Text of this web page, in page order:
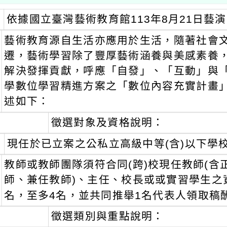
依據國立臺灣藝術教育館113年8月21日藝
藝術教育源自生活亦應用於生活，隨著社會
遷，藝術學習除了豐厚藝術涵養與美感素養
解決發揮貢獻，呼應「自發」、「互動」與
學數位學習精進方案之「數位內容充實計畫
述如下：
徵選對象及資格說明：
現任於已立案之公私立高級中等(含)以下學
教師或教師團隊須符合同(跨)校現任教師(含
師、兼任教師)、主任、校長或或實習學生
名，至多4名，並共同推舉1名代表人領取稿
徵選類別與重點說明：